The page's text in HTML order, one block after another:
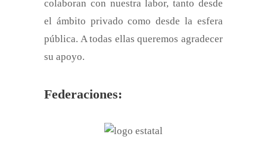
colaboran con nuestra labor, tanto desde
el ámbito privado como desde la esfera
pública. A todas ellas queremos agradecer
su apoyo.
Federaciones: